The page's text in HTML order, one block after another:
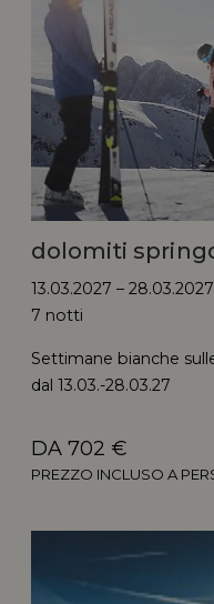
dolomiti
13.03.2027 – 28.03.2027
7 notti
Settimane bianche
dal 13.03.-28.03.27
DA 702 €
PREZZO INCLUSO A